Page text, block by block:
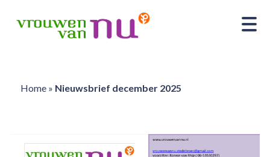
Home» Nieuwsbrief december 2025